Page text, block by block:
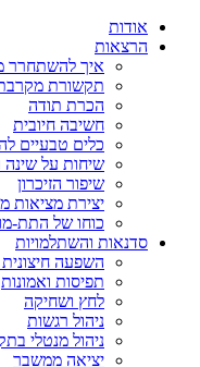
אודות
הרצאות
איך להשתחרר
תקשורת
הכרת תודה
חשיבה חיובית
כלים טבעיים
שיחות על שינה
שיפור הזיכרון
יצירת מציאות
כוחו של התת-
סדנאות והשתלמויות
השפעה חיצונית
תפיסות ואמונות
לחץ ושחיקה
ניהול רגשות
ניהול מנטלי
יציאה ממשבר